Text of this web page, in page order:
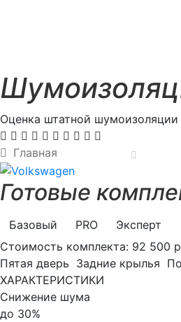
Оценка штатной шумоизоляции
Главная
Готовые
Базовый PRO
Эксперт
Стоимость комплекта: 92 500
Пятая дверь Задние крылья
ХАРАКТЕРИСТИКИ
Снижение шума
до 30%